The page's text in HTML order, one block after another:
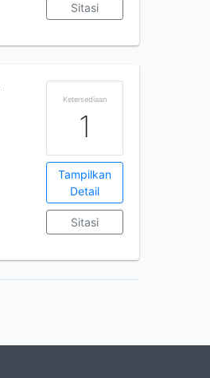
Sitasi
Ketersediaan
1
Tampilkan
Detail
Sitasi